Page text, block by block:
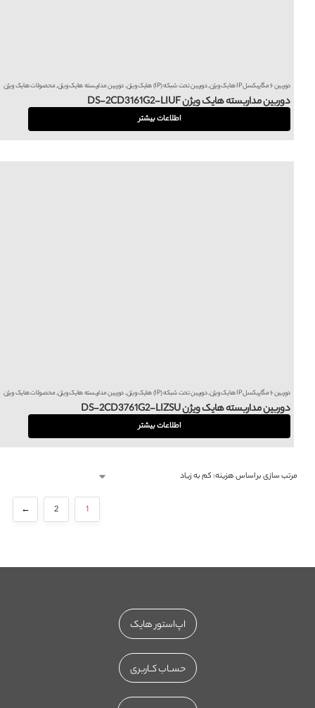
دوربین ۶ مگاپیکسل IP هایک ویژن ,دوربین تحت شبکه (IP) هایک ویژن ,دوربین مداربسته هایک ویژن,محصولات هایک ویژن
دوربین مداربسته هایک ویژن DS-2CD3161G2-LIUF
اطلاعات بیشتر
دوربین ۶ مگاپیکسل IP هایک ویژن ,دوربین تحت شبکه (IP) هایک ویژن ,دوربین مداربسته هایک ویژن,محصولات هایک ویژن
دوربین مداربسته هایک ویژن DS-2CD3761G2-LIZSU
اطلاعات بیشتر
1
2
←
اپ‌استور هایک
حســاب کــاربری